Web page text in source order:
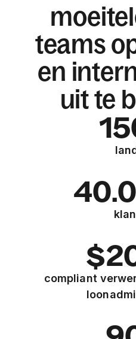
teams
en
uit te
compliant